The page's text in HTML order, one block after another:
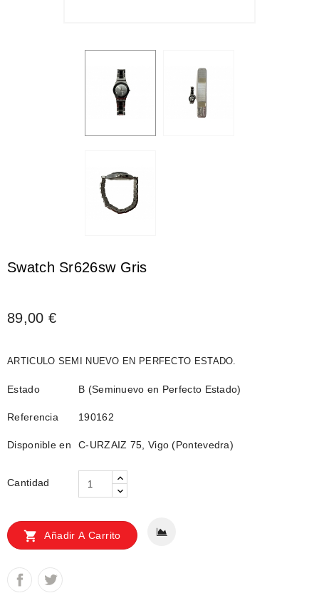
Swatch Sr626sw Gris
89,00 €
ARTICULO SEMI NUEVO EN PERFECTO ESTADO.
Estado B (Seminuevo en Perfecto Estado)
Referencia 190162
Disponible en C-URZAIZ 75, Vigo (Pontevedra)
Cantidad
 Añadir A Carrito